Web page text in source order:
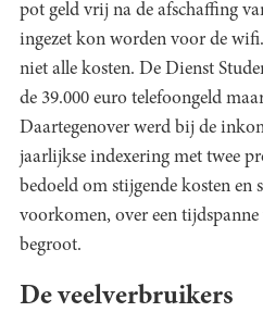
pot geld vrij na de afschaffing
ingezet kon worden voor de
niet alle kosten. De Dienst
de 39.000 euro telefoongeld
Daartegenover werd bij de
jaarlijkse indexering met twee
bedoeld om stijgende kosten
voorkomen, over een
begroot.
De veelverbruikers